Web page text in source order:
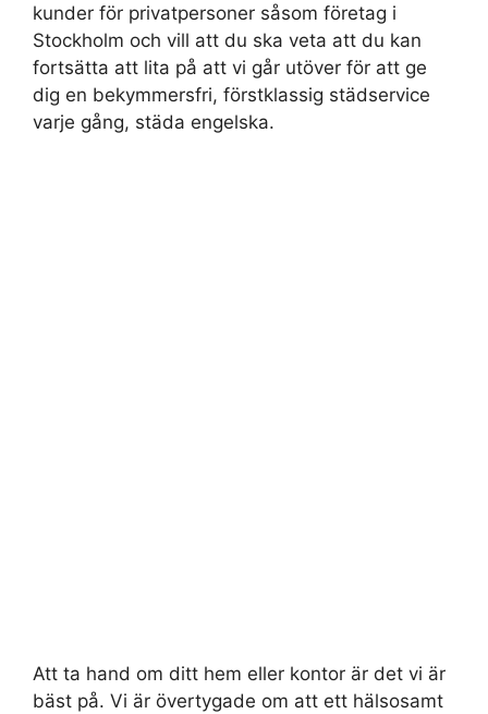
kunder för privatpersoner såsom företag i
Stockholm och vill att du ska veta att du kan
fortsätta att lita på att vi går utöver för att ge
dig en bekymmersfri, förstklassig städservice
varje gång, städa engelska.
Att ta hand om ditt hem eller kontor är det vi är
bäst på. Vi är övertygade om att ett hälsosamt